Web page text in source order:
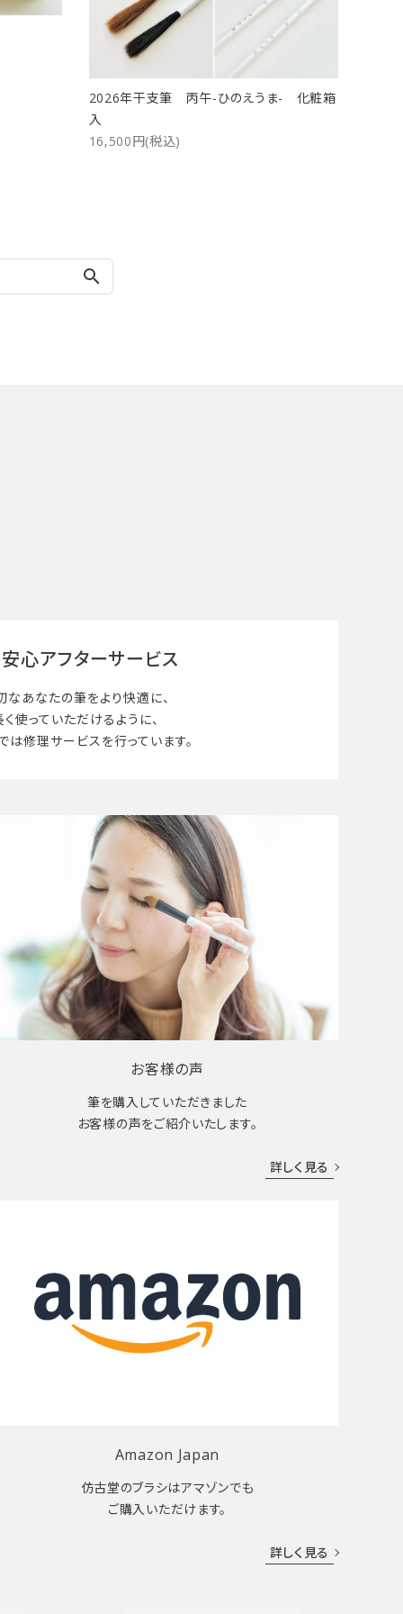
2026年干支筆 丙午-ひのえうま- 化粧箱
入
16,500円(税込)
search
安心アフターサービス
なあなたの筆をより快適に、
く使って いただけるように、
は修理サービスを行っています。
お客様の声
筆を購入していただきました
お客様の声をご紹介いたします。
詳しく見る
Amazon Japan
仿古堂のブラシはアマゾンでも
ご購入いただけます。
詳しく見る